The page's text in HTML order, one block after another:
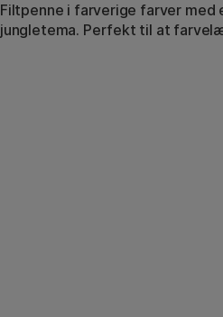
Filtpenne i farverige farver med
jungletema. Perfekt til at